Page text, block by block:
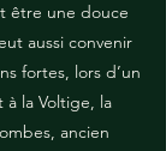
être une douce
aussi convenir
fortes, lors d’un
la Voltige, la
ancien